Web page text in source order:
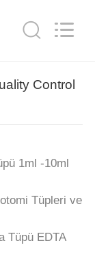
Control
1ml -10ml
Tüpleri ve
Tüpü EDTA